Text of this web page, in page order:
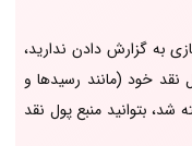
به گزارش دادن ندارید،
نقد خود (مانند رسیدها و
شد، بتوانید منبع پول نقد